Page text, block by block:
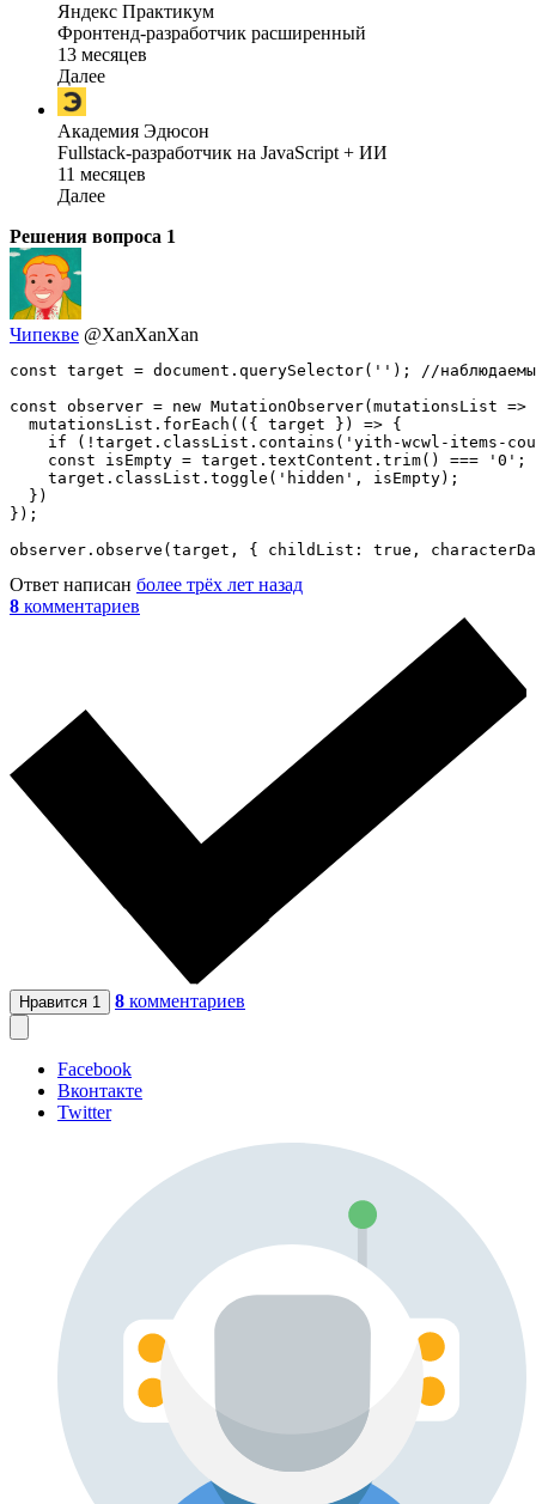
Яндекс Практикум
Фронтенд-разработчик расширенный
13 месяцев
Далее
Академия Эдюсон
Fullstack-разработчик на JavaScript + ИИ
11 месяцев
Далее
Решения вопроса 1
Чипекве @XanXanXan
const target = document.querySelector(''); //
const observer = new MutationObserver(mutationsList =>
  mutationsList.forEach(({ target }) => {
if (!target.classList.contains('yith-wcwl-items-
    const isEmpty = target.textContent.trim() === '0';
    target.classList.toggle('hidden', isEmpty);
  })
});
observer.observe(target, { childList: true,
Ответ написан более трёх лет назад
8 комментариев
Нравится 1 8 комментариев
Facebook
Вконтакте
Twitter